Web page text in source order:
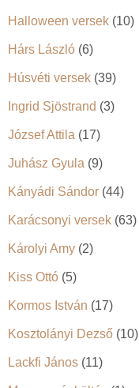
Halloween versek (10)
Hárs László (6)
Húsvéti versek (39)
Ingrid Sjöstrand (3)
József Attila (17)
Juhász Gyula (9)
Kányádi Sándor (44)
Karácsonyi versek (63)
Károlyi Amy (2)
Kiss Ottó (5)
Kormos István (17)
Kosztolányi Dezső (10)
Lackfi János (11)